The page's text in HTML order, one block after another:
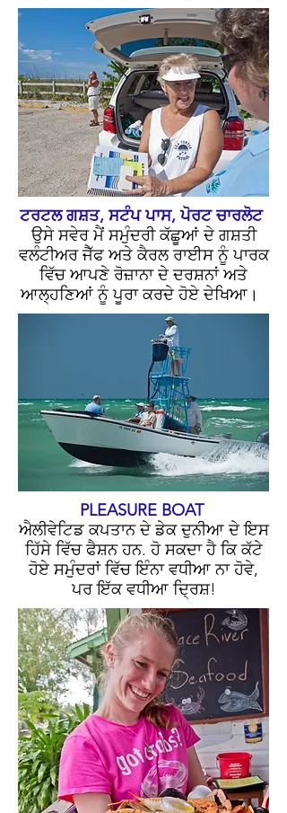
ਟਰਟਲ ਗਸ਼ਤ, ਸਟੰਪ ਪਾਸ, ਪੋਰਟ ਚਾਰਲੋਟ
ਉਸੇ ਸਵੇਰ ਮੈਂ ਸਮੁੰਦਰੀ ਕੱਛੂਆਂ ਦੇ ਗਸ਼ਤੀ
ਵਲੰਟੀਅਰ ਜੈੱਫ ਅਤੇ ਕੈਰਲ ਰਾਈਸ ਨੂੰ ਪਾਰਕ
ਵਿੱਚ ਆਪਣੇ ਰੋਜ਼ਾਨਾ ਦੇ ਦਰਸ਼ਨਾਂ ਅਤੇ
ਆਲ੍ਹਣਿਆਂ ਨੂੰ ਪੂਰਾ ਕਰਦੇ ਹੋਏ ਦੇਖਿਆ।
PLEASURE BOAT
ਐਲੀਵੇਟਿਡ ਕਪਤਾਨ ਦੇ ਡੇਕ ਦੁਨੀਆ ਦੇ ਇਸ
ਹਿੱਸੇ ਵਿੱਚ ਫੈਸ਼ਨ ਹਨ. ਹੋ ਸਕਦਾ ਹੈ ਕਿ ਕੱਟੇ
ਹੋਏ ਸਮੁੰਦਰਾਂ ਵਿੱਚ ਇੰਨਾ ਵਧੀਆ ਨਾ ਹੋਵੇ,
ਪਰ ਇੱਕ ਵਧੀਆ ਦ੍ਰਿਸ਼!